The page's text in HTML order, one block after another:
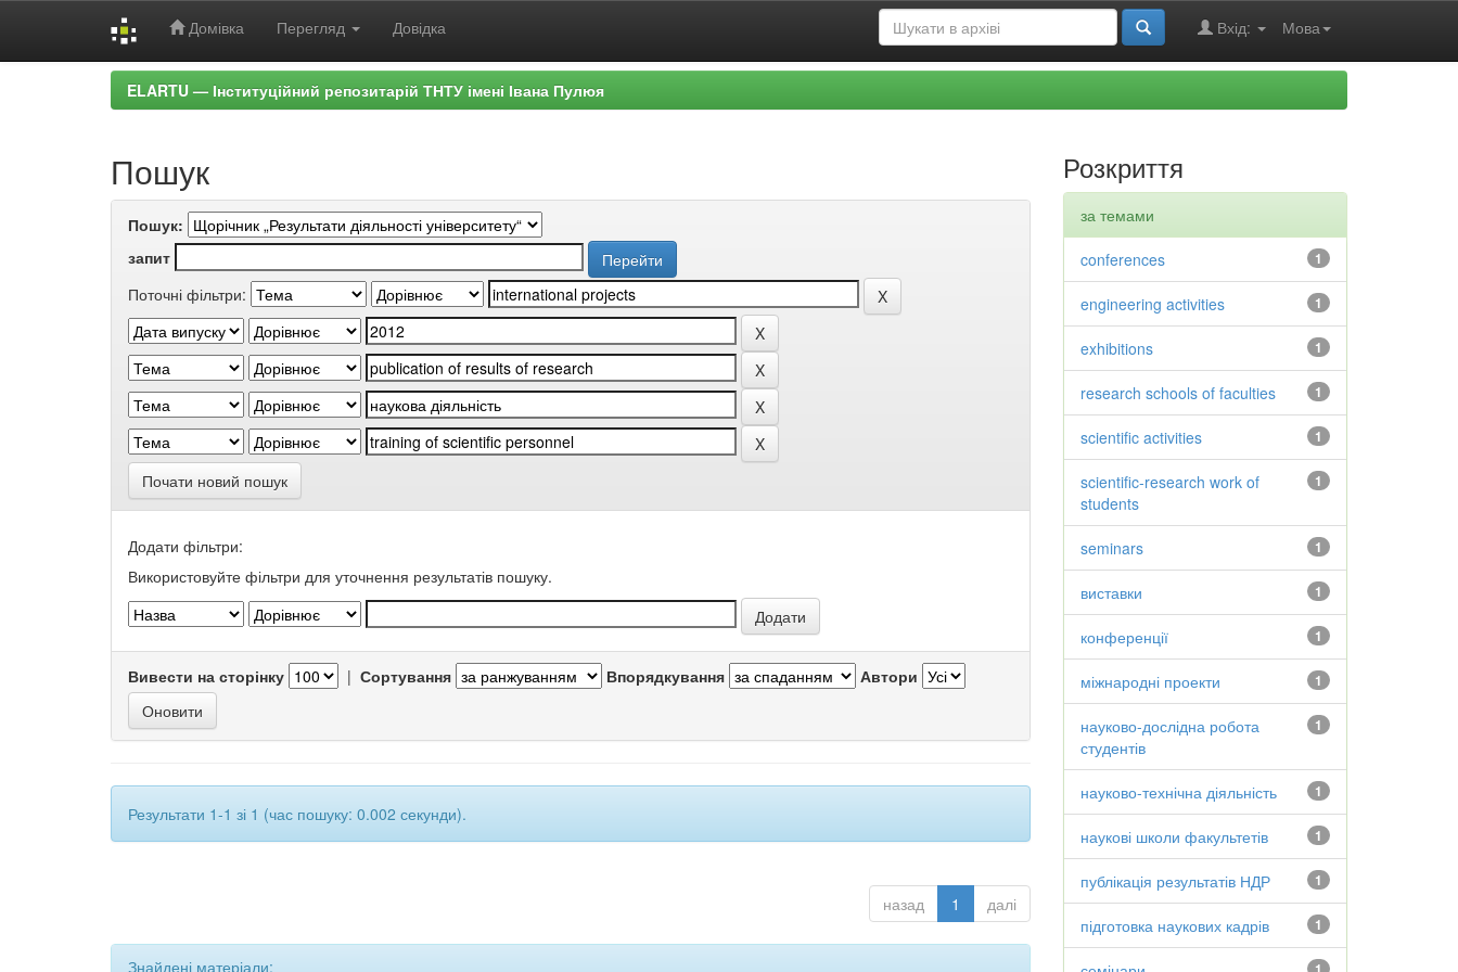
Домівка Перегляд Довідка Мова
Вхід:
ELARTU — Інституційний репозитарій ТНТУ імені Івана Пулюя
Пошук
Пошук:
запит
Поточні фільтри:
Почати новий пошук
Додати фільтри:
Використовуйте фільтри для уточнення результатів пошуку.
Вивести на сторінку | Сортування Впорядкування Автори
Результати 1-1 зі 1 (час пошуку: 0.002 секунди).
назад 1 далі
Знайдені матеріали:
Розкриття
за темами
1
conferences
1
engineering activities
1
exhibitions
1
research schools of faculties
1
scientific activities
1
scientific-research work of
students
1
seminars
1
виставки
1
конференції
1
міжнародні проекти
1
науково-дослідна робота
студентів
1
науково-технічна діяльність
1
наукові школи факультетів
1
публікація результатів НДР
1
підготовка наукових кадрів